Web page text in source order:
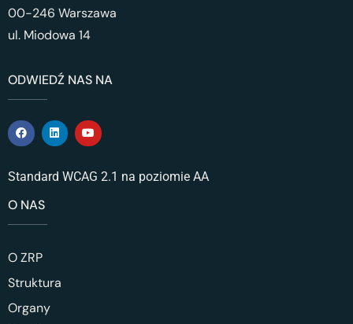
00-246 Warszawa
ul. Miodowa 14
ODWIEDŹ NAS NA
Standard WCAG 2.1 na poziomie AA
O NAS
O ZRP
Struktura
Organy